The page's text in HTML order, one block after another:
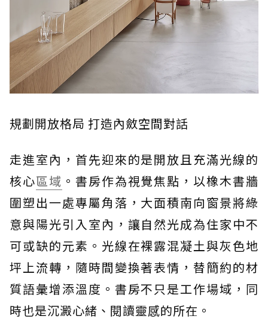
規劃開放格局 打造內斂空間對話
走進室內，首先迎來的是開放且充滿光線的
核心區域 。書房作為視覺焦點，以橡木書牆
圍塑出一處專屬角落，大面積南向窗景將綠
意與陽光引入室內，讓自然光成為住家中不
可或缺的元素。光線在裸露混凝土與灰色地
坪上流轉，隨時間變換著表情，替簡約的材
質語彙增添溫度。書房不只是工作場域，同
時也是沉澱心緒、閱讀靈感的所在。